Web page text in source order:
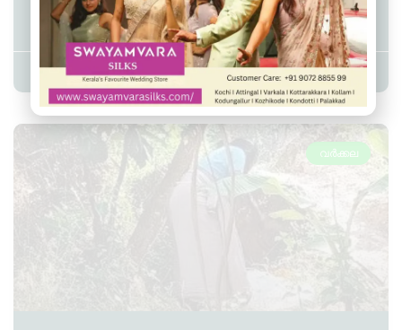
പിതാവും അറസ്റ്റിൽ
Admin YS February 2, 2023 7:04 pm
വർക്കല